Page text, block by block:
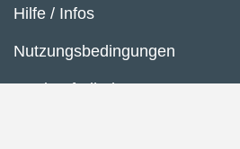
Hilfe / Infos
Nutzungsbedingungen
Barrierefreiheit